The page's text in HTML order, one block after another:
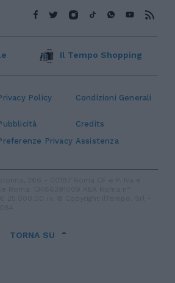
Policy Condizioni Generali
Credits
Privacy Assistenza
Il Tempo Shopping
TORNA SU